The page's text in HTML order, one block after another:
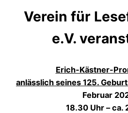
Verein für
e.V.
Erich-Kästner-
anlässlich seines 125.
Februar
18.30 Uhr – ca.